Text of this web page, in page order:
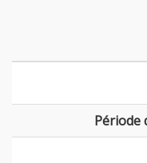
Période